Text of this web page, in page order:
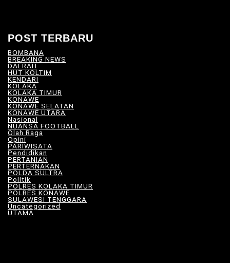
POST TERBARU
BOMBANA
BREAKING NEWS
DAERAH
HUT KOLTIM
KENDARI
KOLAKA
KOLAKA TIMUR
KONAWE
KONAWE SELATAN
KONAWE UTARA
Nasional
NUANSA FOOTBALL
Olah Raga
Opini (5)
PARIWISATA
Pendidikan
PERTANIAN
PERTERNAKAN
POLDA SULTRA
Politik
POLRES KOLAKA TIMUR
POLRES KONAWE
SULAWESI TENGGARA
Uncategorized
UTAMA(180)